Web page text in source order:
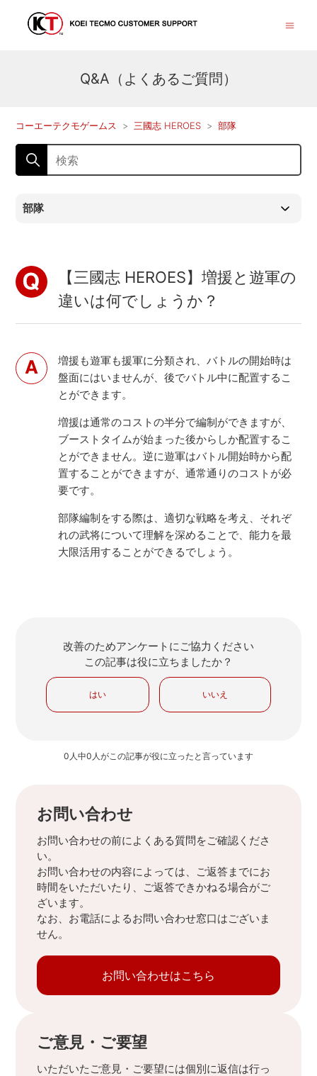
Q&A（よくあるご質問）
コーエーテクモゲームス 三國志 HEROES 部隊
部隊
【三國志 HEROES】増援と遊軍の
違いは何でしょうか？
増援も遊軍も援軍に分類され、バトルの開始時は
盤面にはいませんが、後でバトル中に配置するこ
とができます。
増援は通常のコストの半分で編制ができますが、
ブーストタイムが始まった後からしか配置するこ
とができません。逆に遊軍はバトル開始時から配
置することができますが、通常通りのコストが必
要です。
部隊編制をする際は、適切な戦略を考え、それぞ
れの武将について理解を深めることで、能力を最
大限活用することができるでしょう。
改善のためアンケートにご協力ください
この記事は役に立ちましたか？
はい いいえ
0人中0人がこの記事が役に立ったと言っています
お問い合わせ
お問い合わせの前によくある質問をご確認くださ
い。
お問い合わせの内容によっては、ご返答までにお
時間をいただいたり、ご返答できかねる場合がご
ざいます。
なお、お電話によるお問い合わせ窓口はございま
せん。
お問い合わせはこちら
ご意見・ご要望
いただいたご意見・ご要望には個別に返信は行っ